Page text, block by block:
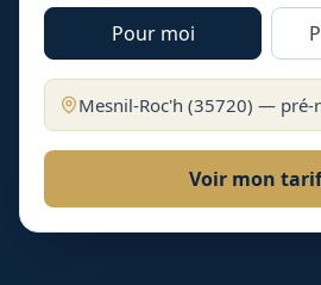
Pour moi
Mesnil-Roc'h (35720) — pré-
Voir mon tarif